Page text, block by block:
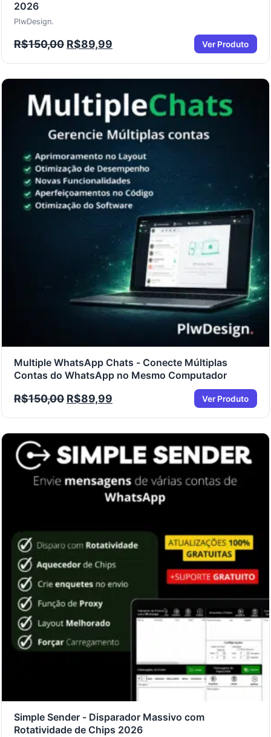
2026
PlwDesign.
R$150,00 R$89,99 Ver Produto
Multiple WhatsApp Chats - Conecte Múltiplas
Contas do WhatsApp no Mesmo Computador
R$150,00 R$89,99 Ver Produto
Simple Sender - Disparador Massivo com
Rotatividade de Chips 2026